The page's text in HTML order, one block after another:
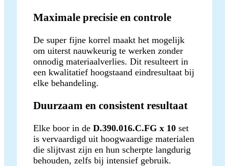
Maximale precisie en controle
De super fijne korrel maakt het mogelijk
om uiterst nauwkeurig te werken zonder
onnodig materiaalverlies. Dit resulteert in
een kwalitatief hoogstaand eindresultaat bij
elke behandeling.
Duurzaam en consistent resultaat
Elke boor in de D.390.016.C.FG x 10 set
is vervaardigd uit hoogwaardige materialen
die slijtvast zijn en hun scherpte langdurig
behouden, zelfs bij intensief gebruik.